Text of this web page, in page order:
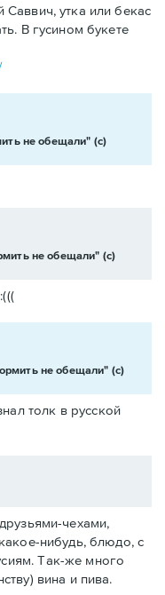
утка или бекас
В гусином букете
не обещали" (с)
не обещали" (с)
не обещали" (с)
толк в русской
чехами,
нибудь, блюдо, с
Так-же много
вина и пива.